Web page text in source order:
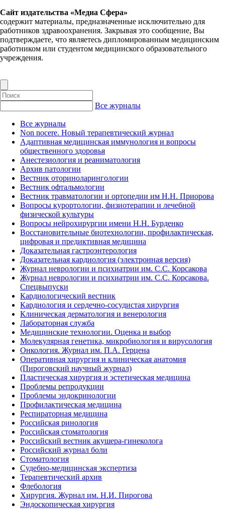
Сайт издательства «Медиа Сфера»
содержит материалы, предназначенные исключительно для
работников здравоохранения. Закрывая это сообщение, Вы
подтверждаете, что являетесь дипломированным медицинским
работником или студентом медицинского образовательного
учреждения.
Все журналы
Все журналы
Non nocere. Новый терапевтический журнал
Адаптивная медицинская иммунология и вопросы
общественного здоровья
Анестезиология и реаниматология
Архив патологии
Вестник оториноларингологии
Вестник офтальмологии
Вестник травматологии и ортопедии им Н.Н. Приорова
Вопросы курортологии, физиотерапии и лечебной
физической культуры
Вопросы нейрохирургии имени Н.Н. Бурденко
Восстановительные биотехнологии, профилактическая,
цифровая и предиктивная медицина
Доказательная гастроэнтерология
Доказательная кардиология (электронная версия)
Журнал неврологии и психиатрии им. С.С. Корсакова
Журнал неврологии и психиатрии им. С.С. Корсакова.
Спецвыпуски
Кардиологический вестник
Кардиология и сердечно-сосудистая хирургия
Клиническая дерматология и венерология
Лабораторная служба
Медицинские технологии. Оценка и выбор
Молекулярная генетика, микробиология и вирусология
Онкология. Журнал им. П.А. Герцена
Оперативная хирургия и клиническая анатомия
(Пироговский научный журнал)
Пластическая хирургия и эстетическая медицина
Проблемы репродукции
Проблемы эндокринологии
Профилактическая медицина
Респираторная медицина
Российская ринология
Российская стоматология
Российский вестник акушера-гинеколога
Российский журнал боли
Стоматология
Судебно-медицинская экспертиза
Терапевтический архив
Флебология
Хирургия. Журнал им. Н.И. Пирогова
Эндоскопическая хирургия